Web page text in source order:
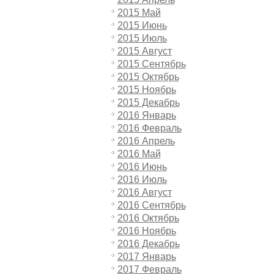
2015 Май
2015 Июнь
2015 Июль
2015 Август
2015 Сентябрь
2015 Октябрь
2015 Ноябрь
2015 Декабрь
2016 Январь
2016 Февраль
2016 Апрель
2016 Май
2016 Июнь
2016 Июль
2016 Август
2016 Сентябрь
2016 Октябрь
2016 Ноябрь
2016 Декабрь
2017 Январь
2017 Февраль